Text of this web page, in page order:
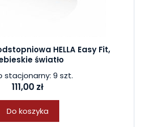
HELLA Easy Fit,
światło
stacjonarny: 9 szt.
111,00 zł
Do koszyka